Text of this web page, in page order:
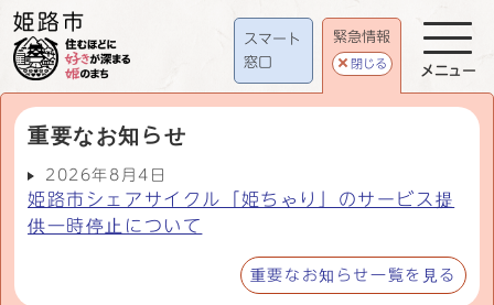
スマート
窓口
緊急情報
閉じる
重要なお知らせ
2026年8月4日
姫路市シェアサイクル「姫ちゃり」のサービス提
供一時停止について
重要なお知らせ一覧を見る
メニュー